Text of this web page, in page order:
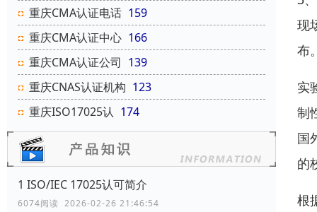
重庆CMA认证电话 159
重庆CMA认证中心 166
重庆CMA认证公司 139
重庆CNAS认证机构 123
重庆ISO17025认 174
1 ISO/IEC 17025认可简介
6074阅读 2026-02-26 21:46:54
现
布
实
制
国
的
根